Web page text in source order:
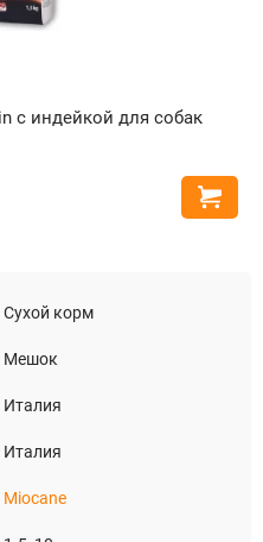
Сухой корм
Мешок
Италия
Италия
Miocane
с индейкой для собак